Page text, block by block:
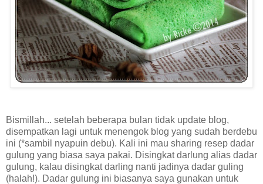
Bismillah... setelah beberapa bulan tidak update blog,
disempatkan lagi untuk menengok blog yang sudah berdebu
ini (*sambil nyapuin debu). Kali ini mau sharing resep dadar
gulung yang biasa saya pakai. Disingkat darlung alias dadar
gulung, kalau disingkat darling nanti jadinya dadar guling
(halah!). Dadar gulung ini biasanya saya gunakan untuk